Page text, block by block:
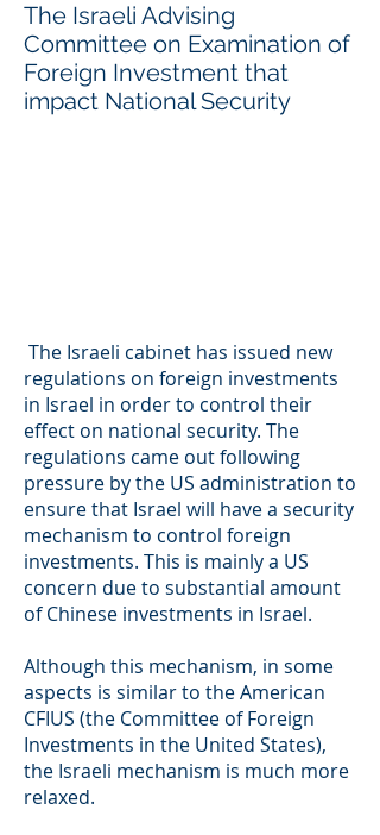
The Israeli Advising
Committee on Examination of
Foreign Investment that
impact National Security
The Israeli cabinet has issued new
regulations on foreign investments
in Israel in order to control their
effect on national security. The
regulations came out following
pressure by the US administration to
ensure that Israel will have a security
mechanism to control foreign
investments. This is mainly a US
concern due to substantial amount
of Chinese investments in Israel.
Although this mechanism, in some
aspects is similar to the American
CFIUS (the Committee of Foreign
Investments in the United States),
the Israeli mechanism is much more
relaxed.